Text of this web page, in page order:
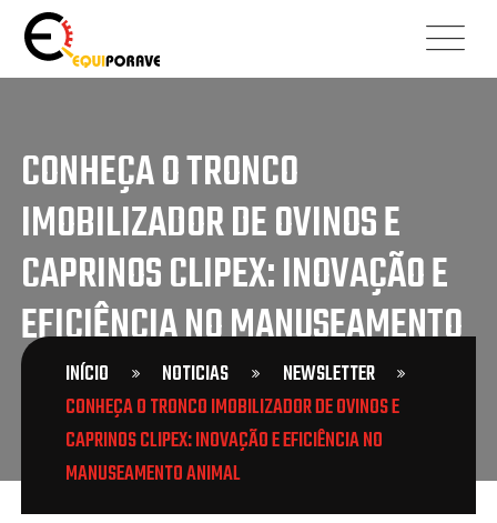
CONHEÇA O TRONCO
IMOBILIZADOR DE OVINOS E
CAPRINOS CLIPEX: INOVAÇÃO E
EFICIÊNCIA NO MANUSEAMENTO
ANIMAL
INÍCIO NOTICIAS
NEWSLETTER
CONHEÇA O TRONCO IMOBILIZADOR DE OVINOS E
CAPRINOS CLIPEX: INOVAÇÃO E EFICIÊNCIA NO
MANUSEAMENTO ANIMAL